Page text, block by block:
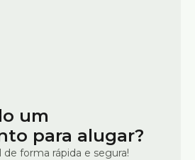
um
para alugar?
forma rápida e segura!